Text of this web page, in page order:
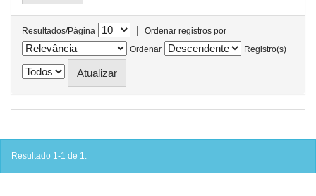
Resultados/Página |
Ordenar registros por
Ordenar
Registro(s)
Resultado 1-1 de 1.